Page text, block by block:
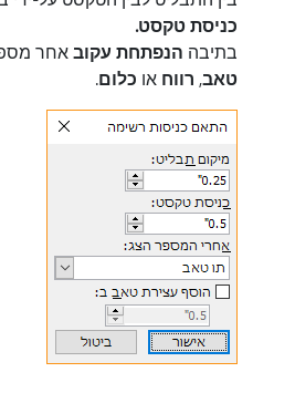
כניסת טקסט.
בתיבה הנפתחת עקובאחר
טאב, רווח או כלום.